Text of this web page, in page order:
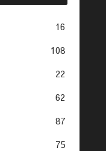
16
108
22
62
87
75